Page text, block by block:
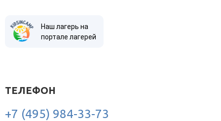
Наш лагерь на
портале лагерей
ТЕЛЕФОН
+7 (495) 984-33-73